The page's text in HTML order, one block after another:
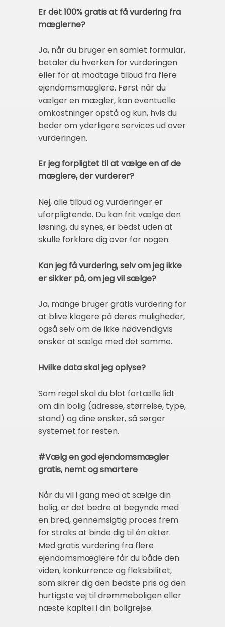
Er det 100% gratis at få vurdering fra
mæglerne?
Ja, når du bruger en samlet formular,
betaler du hverken for vurderingen
eller for at modtage tilbud fra flere
ejendomsmæglere. Først når du
vælger en mægler, kan eventuelle
omkostninger opstå og kun, hvis du
beder om yderligere services ud over
vurderingen.
Er jeg forpligtet til at vælge en af de
mæglere, der vurderer?
Nej, alle tilbud og vurderinger er
uforpligtende. Du kan frit vælge den
løsning, du synes, er bedst uden at
skulle forklare dig over for nogen.
Kan jeg få vurdering, selv om jeg ikke
er sikker på, om jeg vil sælge?
Ja, mange bruger gratis vurdering for
at blive klogere på deres muligheder,
også selv om de ikke nødvendigvis
ønsker at sælge med det samme.
Hvilke data skal jeg oplyse?
Som regel skal du blot fortælle lidt
om din bolig (adresse, størrelse, type,
stand) og dine ønsker, så sørger
systemet for resten.
#Vælg en god ejendomsmægler
gratis, nemt og smartere
Når du vil i gang med at sælge din
bolig, er det bedre at begynde med
en bred, gennemsigtig proces frem
for straks at binde dig til én aktør.
Med gratis vurdering fra flere
ejendomsmæglere får du både den
viden, konkurrence og fleksibilitet,
som sikrer dig den bedste pris og den
hurtigste vej til drømmeboligen eller
næste kapitel i din boligrejse.